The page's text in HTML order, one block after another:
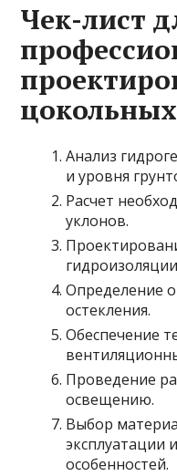
Чек-лист
Анализ
и уровня
Расчет
уклонов.
Определение
остекления.
Обеспечение
Проведение
освещению.
Выбор
эксплуатации
особенностей.